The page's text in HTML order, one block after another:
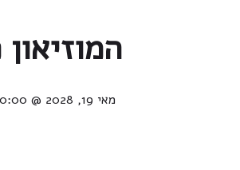
מאי 19, 2028 @ 10:00